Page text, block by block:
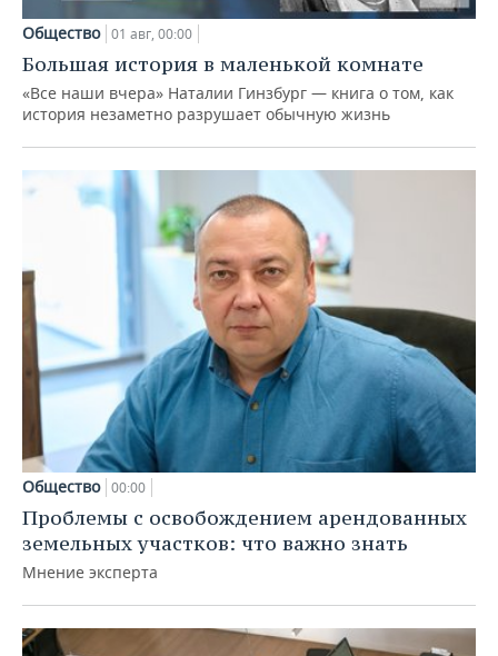
Общество 01 авг, 00:00
Большая история в маленькой комнате
«Все наши вчера» Наталии Гинзбург — книга о том, как
история незаметно разрушает обычную жизнь
Общество 00:00
Проблемы с освобождением арендованных
земельных участков: что важно знать
Мнение эксперта